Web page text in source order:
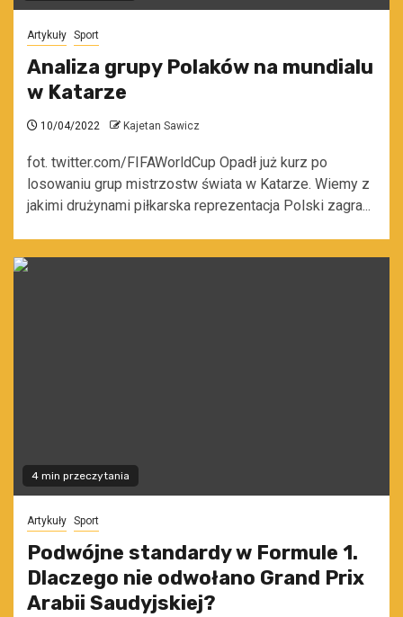
Artykuły Sport
Analiza grupy Polaków na mundialu
w Katarze
10/04/2022 Kajetan Sawicz
fot. twitter.com/FIFAWorldCup Opadł już kurz po
losowaniu grup mistrzostw świata w Katarze. Wiemy z
jakimi drużynami piłkarska reprezentacja Polski zagra...
4 min przeczytania
Artykuły Sport
Podwójne standardy w Formule 1.
Dlaczego nie odwołano Grand Prix
Arabii Saudyjskiej?